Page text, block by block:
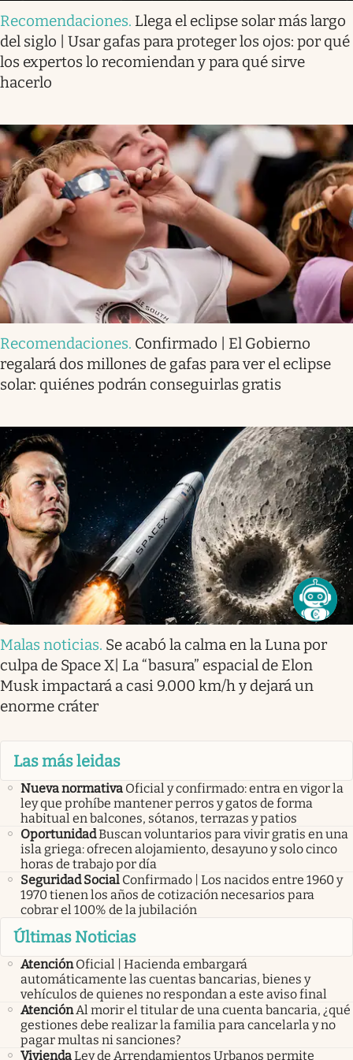
Recomendaciones. Llega el eclipse solar más largo
del siglo | Usar gafas para proteger los ojos: por qué
los expertos lo recomiendan y para qué sirve
hacerlo
Recomendaciones. Confirmado | El Gobierno
regalará dos millones de gafas para ver el eclipse
solar: quiénes podrán conseguirlas gratis
Malas noticias. Se acabó la calma en la Luna por
culpa de Space X| La “basura” espacial de Elon
Musk impactará a casi 9.000 km/h y dejará un
enorme cráter
Las más leidas
Nueva normativa Oficial y confirmado: entra en vigor la
ley que prohíbe mantener perros y gatos de forma
habitual en balcones, sótanos, terrazas y patios
OportunidadBuscan voluntarios para vivir gratis en una
isla griega: ofrecen alojamiento, desayuno y solo cinco
horas de trabajo por día
Seguridad Social Confirmado | Los nacidos entre 1960 y
1970 tienen los años de cotización necesarios para
cobrar el 100% de la jubilación
Últimas Noticias
Atención Oficial | Hacienda embargará
automáticamente las cuentas bancarias, bienes y
vehículos de quienes no respondan a este aviso final
AtenciónAl morir el titular de una cuenta bancaria, ¿qué
gestiones debe realizar la familia para cancelarla y no
pagar multas ni sanciones?
ViviendaLey de Arrendamientos Urbanos permite